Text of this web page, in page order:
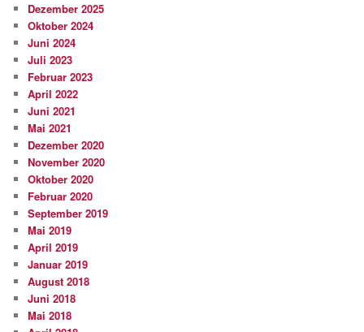
Dezember 2025
Oktober 2024
Juni 2024
Juli 2023
Februar 2023
April 2022
Juni 2021
Mai 2021
Dezember 2020
November 2020
Oktober 2020
Februar 2020
September 2019
Mai 2019
April 2019
Januar 2019
August 2018
Juni 2018
Mai 2018